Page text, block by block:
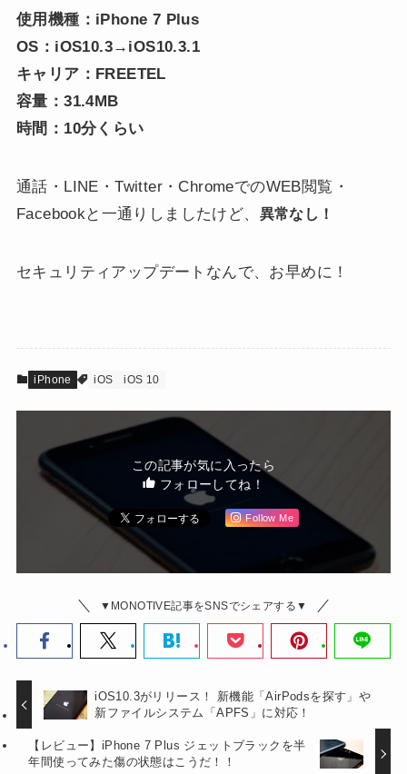
使用機種：iPhone 7 Plus
OS：iOS10.3→iOS10.3.1
キャリア：FREETEL
容量：31.4MB
時間：10分くらい
通話・LINE・Twitter・ChromeでのWEB閲覧・
Facebookと一通りしましたけど、 異常なし！
セキュリティアップデートなんで、お早めに！
iPhone iOS iOS 10
この記事が気に入ったら
フォローしてね！
Follow Me
▼MONOTIVE記事をSNSでシェアする▼
iOS10.3がリリース！ 新機能「AirPodsを探す」や
新ファイルシステム「APFS」に対応！
【レビュー】iPhone 7 Plus ジェットブラックを半
年間使ってみた傷の状態はこうだ！！